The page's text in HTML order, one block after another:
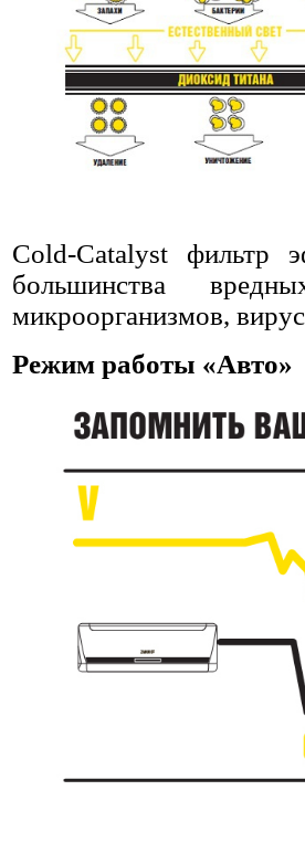
Cold-Catalyst фильтр
большинства
микроорганизмов,
Режим работы «Авто»